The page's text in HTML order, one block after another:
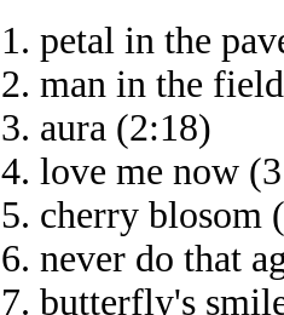
1. petal in the
2. man in the
3. aura (2:18)
4. love me now
5. cherry
6. never do that
7. butterfly's